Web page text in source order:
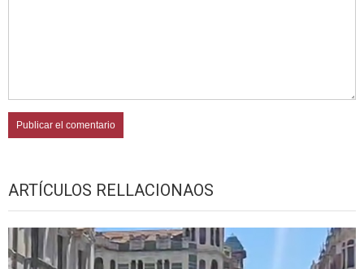
ARTÍCULOS RELLACIONAOS